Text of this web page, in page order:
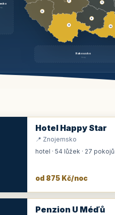
Rakousko
brzy
3
9
3
1
2
11
Hotel Happy Star
📍 Znojemsko
hotel · 54 lůžek · 27 pokojů
od 875 Kč/noc
Penzion U Méďů